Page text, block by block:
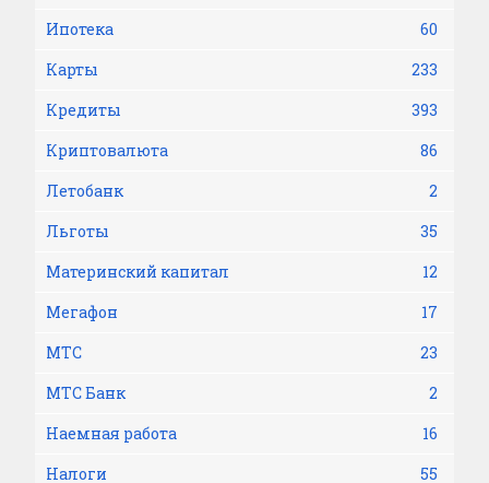
Ипотека
60
Карты
233
Кредиты
393
Криптовалюта
86
Летобанк
2
Льготы
35
Материнский капитал
12
Мегафон
17
МТС
23
МТС Банк
2
Наемная работа
16
Налоги
55